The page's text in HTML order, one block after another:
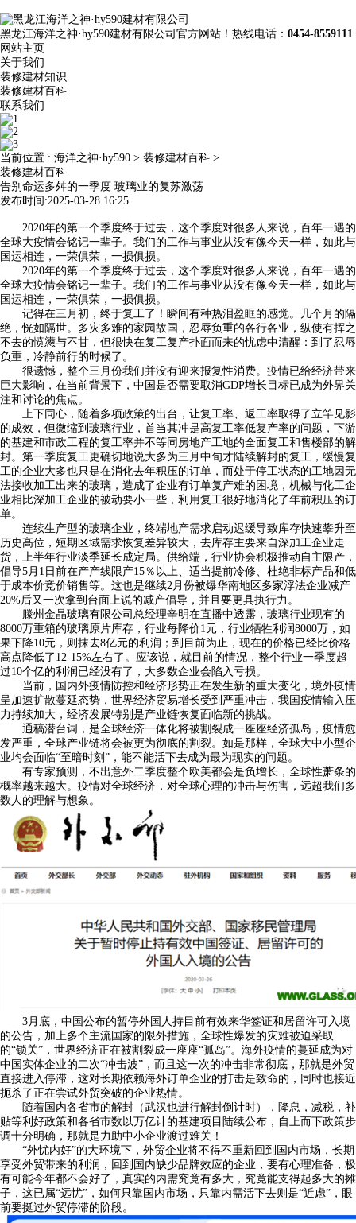
黑龙江海洋之神·hy590建材有限公司官方网站！热线电话： 0454-8559111
网站主页
关于我们
装修建材知识
装修建材百科
联系我们
当前位置 : 海洋之神·hy590 > 装修建材百科 >
装修建材百科
告别命运多舛的一季度 玻璃业的复苏激荡
发布时间:2025-03-28 16:25
2020年的第一个季度终于过去，这个季度对很多人来说，百年一遇的
全球大疫情会铭记一辈子。我们的工作与事业从没有像今天一样，如此与
国运相连，一荣俱荣，一损俱损。
2020年的第一个季度终于过去，这个季度对很多人来说，百年一遇的
全球大疫情会铭记一辈子。我们的工作与事业从没有像今天一样，如此与
国运相连，一荣俱荣，一损俱损。
记得在三月初，终于复工了！瞬间有种热泪盈眶的感觉。几个月的隔
绝，恍如隔世。多灾多难的家园故国，忍辱负重的各行各业，纵使有挥之
不去的愤懑与不甘，但很快在复工复产扑面而来的忧虑中清醒：到了忍辱
负重，冷静前行的时候了。
很遗憾，整个三月份我们并没有迎来报复性消费。疫情已给经济带来
巨大影响，在当前背景下，中国是否需要取消GDP增长目标已成为外界关
注和讨论的焦点。
上下同心，随着多项政策的出台，让复工率、返工率取得了立竿见影
的成效，但微缩到玻璃行业，首当其冲是高复工率低复产率的问题，下游
的基建和市政工程的复工率并不等同房地产工地的全面复工和售楼部的解
封。第一季度复工更确切地说大多为三月中旬才陆续解封的复工，缓慢复
工的企业大多也只是在消化去年积压的订单，而处于停工状态的工地因无
法接收加工出来的玻璃，造成了企业有订单复产难的困境，机械与化工企
业相比深加工企业的被动要小一些，利用复工很好地消化了年前积压的订
单。
连续生产型的玻璃企业，终端地产需求启动迟缓导致库存快速攀升至
历史高位，短期区域需求恢复差异较大，去库存主要来自深加工企业走
货，上半年行业淡季延长成定局。供给端，行业协会积极推动自主限产，
倡导5月1日前在产产线限产15％以上、适当提前冷修、杜绝非标产品和低
于成本价竞价销售等。这也是继续2月份被爆华南地区多家浮法企业减产
20%后又一次拿到台面上说的减产倡导，并且要更具执行力。
滕州金晶玻璃有限公司总经理辛明在直播中透露，玻璃行业现有的
8000万重箱的玻璃原片库存，行业每降价1元，行业牺牲利润8000万，如
果下降10元，则抹去8亿元的利润；到目前为止，现在的价格已经比价格
高点降低了12-15%左右了。应该说，就目前的情况，整个行业一季度超
过10个亿的利润已经没有了，大多数企业会陷入亏损。
当前，国内外疫情防控和经济形势正在发生新的重大变化，境外疫情
呈加速扩散蔓延态势，世界经济贸易增长受到严重冲击，我国疫情输入压
力持续加大，经济发展特别是产业链恢复面临新的挑战。
通稿潜台词，是全球经济一体化将被割裂成一座座经济孤岛，疫情愈
发严重，全球产业链将会被更为彻底的割裂。如是那样，全球大中小型企
业均会面临“至暗时刻”，能不能活下去成为最为现实的问题。
有专家预测，不出意外二季度整个欧美都会是负增长，全球性萧条的
概率越来越大。疫情对全球经济，对全球心理的冲击与伤害，远超我们多
数人的理解与想象。
3月底，中国公布的暂停外国人持目前有效来华签证和居留许可入境
的公告，加上多个主流国家的限外措施，全球性爆发的灾难被迫采取
的“锁关”，世界经济正在被割裂成一座座“孤岛”。海外疫情的蔓延成为对
中国实体企业的二次“冲击波”，而且这一次的冲击非常彻底，那就是外贸
直接进入停滞，这对长期依赖海外订单企业的打击是致命的，同时也接近
扼杀了正在尝试外贸突破的企业热情。
随着国内各省市的解封（武汉也进行解封倒计时），降息，减税，补
贴等利好政策和各省市数以万亿计的基建项目陆续公布，自上而下政策步
调十分明确，那就是力助中小企业渡过难关！
“外忧内好”的大环境下，外贸企业将不得不重新回到国内市场，长期
享受外贸带来的利润，回到国内缺少品牌效应的企业，要有心理准备，极
有可能今年都不会好了，真实的内需究竟有多大，究竟能支得起多大的摊
子，这已属“远忧”，如何只靠国内市场，只靠内需活下去则是“近虑”，眼
前要挺过外贸停滞的阶段。